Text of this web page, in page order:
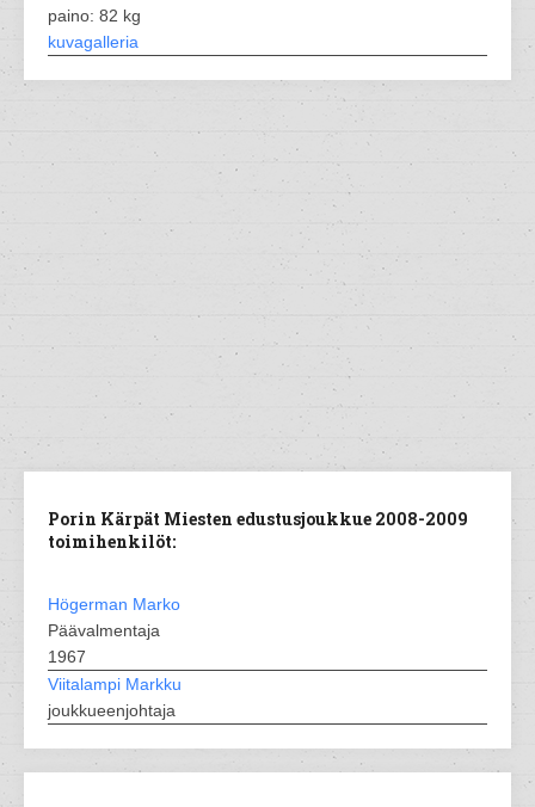
paino: 82 kg
kuvagalleria
Porin Kärpät Miesten edustusjoukkue 2008-2009
toimihenkilöt:
Högerman Marko
Päävalmentaja
1967
Viitalampi Markku
joukkueenjohtaja